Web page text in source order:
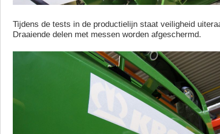
Tijdens de tests in de productielijn staat veiligheid
Draaiende delen met messen worden afgeschermd.